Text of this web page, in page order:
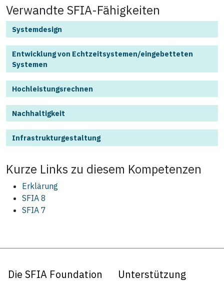
Verwandte SFIA-Fähigkeiten
Systemdesign
Entwicklung von Echtzeitsystemen/eingebetteten
Systemen
Hochleistungsrechnen
Nachhaltigkeit
Infrastrukturgestaltung
Kurze Links zu diesem Kompetenzen
Erklärung
SFIA 8
SFIA 7
Die SFIA Foundation Unterstützung